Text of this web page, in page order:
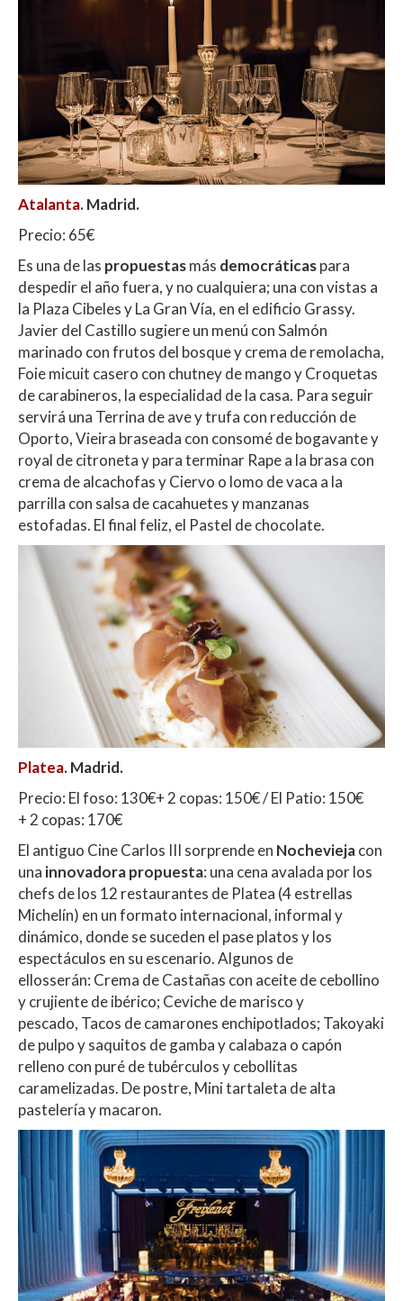
Atalanta. Madrid.
Precio: 65€
Es una de las propuestasmás democráticaspara
despedir el año fuera, y no cualquiera; una con vistas a
la Plaza Cibeles y La Gran Vía, en el edificio Grassy.
Javier del Castillo sugiere un menú con Salmón
marinado con frutos del bosque y crema de remolacha,
Foie micuit casero con chutney de mango y Croquetas
de carabineros, la especialidad de la casa. Para seguir
servirá una Terrina de ave y trufa con reducción de
Oporto, Vieira braseada con consomé de bogavante y
royal de citroneta y para terminar Rape a la brasa con
crema de alcachofas y Ciervo o lomo de vaca a la
parrilla con salsa de cacahuetes y manzanas
estofadas. El final feliz, el Pastel de chocolate.
Platea. Madrid.
Precio: El foso: 130€+ 2 copas: 150€ / El Patio: 150€
+ 2 copas: 170€
El antiguo Cine Carlos III sorprende en Nocheviejacon
una innovadora propuesta: una cena avalada por los
chefs de los 12 restaurantes de Platea (4 estrellas
Michelín) en un formato internacional, informal y
dinámico, donde se suceden el pase platos y los
espectáculos en su escenario. Algunos de
ellosserán: Crema de Castañas con aceite de cebollino
y crujiente de ibérico; Ceviche de marisco y
pescado, Tacos de camarones enchipotlados; Takoyaki
de pulpo y saquitos de gamba y calabaza o capón
relleno con puré de tubérculos y cebollitas
caramelizadas. De postre, Mini tartaleta de alta
pastelería y macaron.